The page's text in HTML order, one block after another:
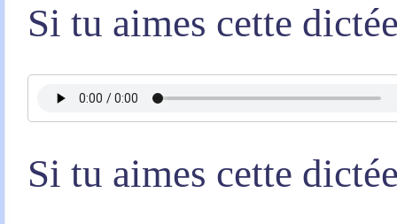
Si tu aimes cette
Si tu aimes cette